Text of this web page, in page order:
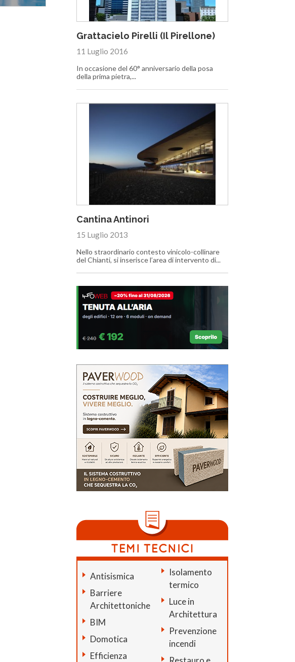
Grattacielo Pirelli (Il Pirellone)
11 Luglio 2016
In occasione del 60° anniversario della posa
della prima pietra,...
Cantina Antinori
15 Luglio 2013
Nello straordinario contesto vinicolo-collinare
del Chianti, si inserisce l’area di intervento di...
Antisismica
Barriere
Architettoniche
BIM
Domotica
Efficienza
Isolamento
termico
Luce in
Architettura
Prevenzione
incendi